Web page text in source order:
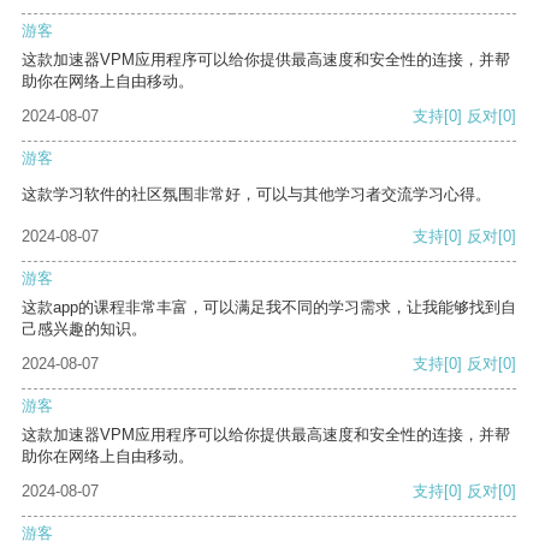
游客
这款加速器VPM应用程序可以给你提供最高速度和安全性的连接，并帮
助你在网络上自由移动。
2024-08-07
支持[0] 反对[0]
游客
这款学习软件的社区氛围非常好，可以与其他学习者交流学习心得。
2024-08-07 支持[0] 反对[0]
游客
这款app的课程非常丰富，可以满足我不同的学习需求，让我能够找到自
己感兴趣的知识。
2024-08-07
支持[0] 反对[0]
游客
这款加速器VPM应用程序可以给你提供最高速度和安全性的连接，并帮
助你在网络上自由移动。
2024-08-07
支持[0] 反对[0]
游客